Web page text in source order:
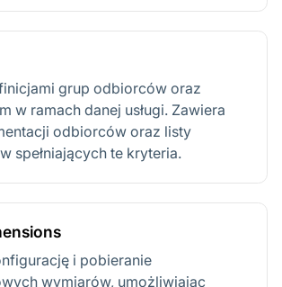
grup odbiorców oraz
w ramach danej usługi. Zawiera
odbiorców oraz listy
spełniających te kryteria.
i pobieranie
wymiarów, umożliwiając